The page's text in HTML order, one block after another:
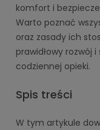
komfort i
Warto poznać
oraz zasady ich
prawidłowy rozwój
codziennej opieki.
Spis treści
W tym artykule